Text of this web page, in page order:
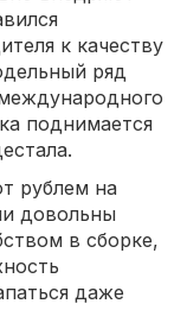
к качеству
ряд
поднимается
рублем на
довольны
в сборке,
даже